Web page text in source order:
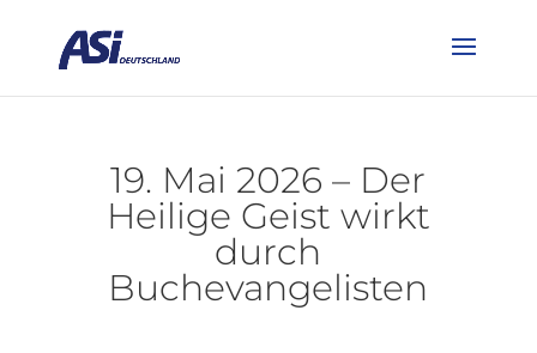
19. Mai 2026 – Der
Heilige Geist wirkt
durch
Buchevangelisten